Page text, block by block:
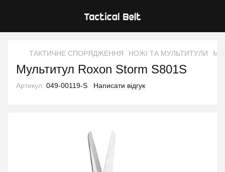
ТАКТИЧНЕ СПОРЯДЖЕННЯ НОЖІ ТА МУЛЬТИТУЛИ
Мультитул Roxon Storm S801S
Артикул: 049-00119-S Написати відгук